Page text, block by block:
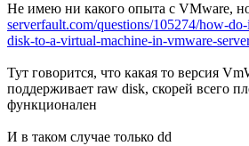
Не имею ни какого опыта с VMware,
serverfault.com/questions/105274/how-
disk-to-a-virtual-machine-in-vmware-
Тут говорится, что какая то версия
поддерживает raw disk, скорей всего
функционален
И в таком случае только dd